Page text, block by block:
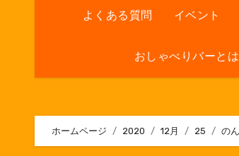
よくある質問 イベント
おしゃべりバーと
ホームページ 2020 12月 25 の